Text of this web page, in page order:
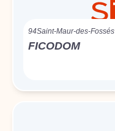
94Saint-Maur-des-Fossés
FICODOM